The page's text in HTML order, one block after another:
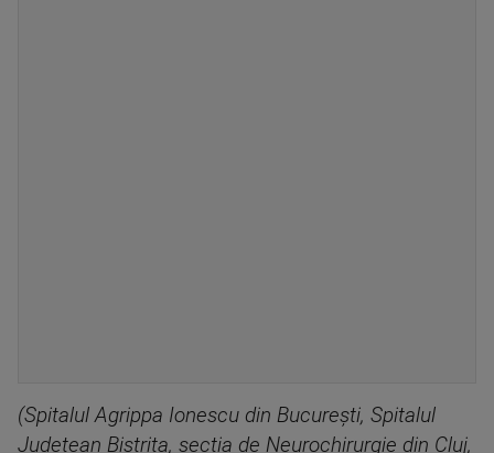
(Spitalul Agrippa Ionescu din București, Spitalul
Județean Bistrița, secția de Neurochirurgie din Cluj,